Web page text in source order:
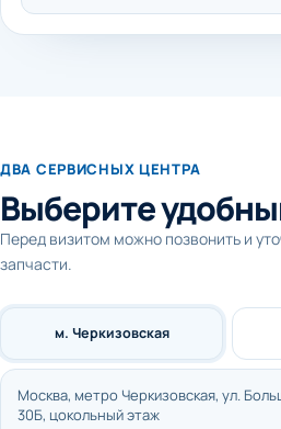
ДВА СЕРВИСНЫХ ЦЕНТРА
Выберите
Перед визитом можно позвонить и
запчасти.
м. Черкизовская
Москва, метро Черкизовская, ул.
30Б, цокольный этаж